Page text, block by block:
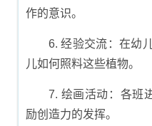
作的意识。
6. 经验交流：在幼
儿如何照料这些植物。
7. 绘画活动：各班
励创造力的发挥。